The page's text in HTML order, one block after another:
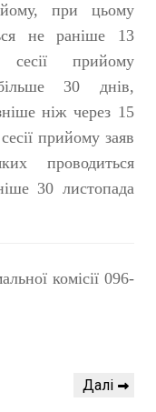
при цьому
не раніше 13
сесії прийому
30 днів,
ніж через 15
прийому заяв
проводиться
30 листопада
комісії 096-
Наступний
Далі